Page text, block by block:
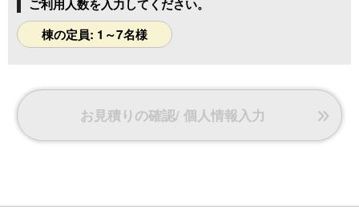
ご利用人数を入力してください。
棟の定員: 1～7名様
お見積りの確認/ 個人情報入力